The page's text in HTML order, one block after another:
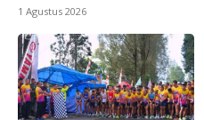
1 Agustus 2026